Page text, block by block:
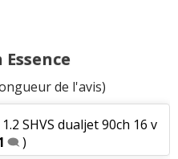
Essence
de l'avis)
SHVS dualjet 90ch 16 v
)